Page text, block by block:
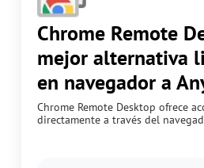
Chrome Remote
mejor alternativa
en navegador a
Chrome Remote Desktop ofrece
directamente a través del